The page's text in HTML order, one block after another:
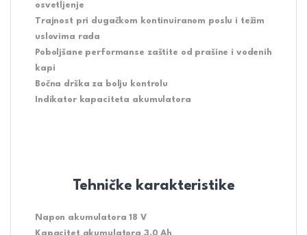
osvetljenje
Trajnost pri dugačkom kontinuiranom poslu i težim
uslovima rada
Poboljšane performanse zaštite od prašine i vodenih
kapi
Bočna drška za bolju kontrolu
Indikator kapaciteta akumulatora
Tehničke karakteristike
Napon akumulatora 18 V